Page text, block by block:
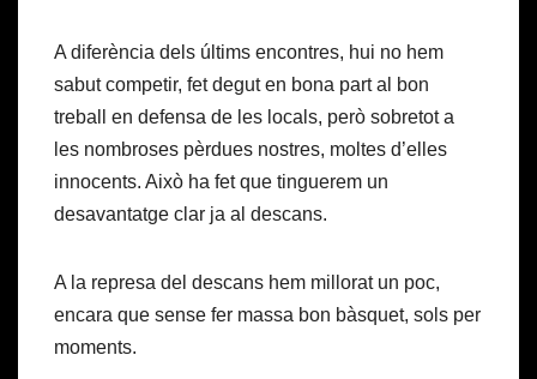
A diferència dels últims encontres, hui no hem
sabut competir, fet degut en bona part al bon
treball en defensa de les locals, però sobretot a
les nombroses pèrdues nostres, moltes d’elles
innocents. Això ha fet que tinguerem un
desavantatge clar ja al descans.
A la represa del descans hem millorat un poc,
encara que sense fer massa bon bàsquet, sols per
moments.